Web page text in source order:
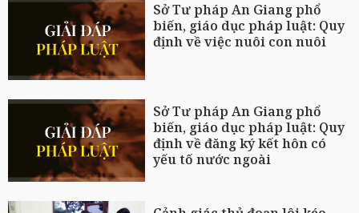
Sở Tư pháp An Giang phổ
biến, giáo dục pháp luật: Quy
định về việc nuôi con nuôi
Sở Tư pháp An Giang phổ
biến, giáo dục pháp luật: Quy
định về đăng ký kết hôn có
yếu tố nước ngoài